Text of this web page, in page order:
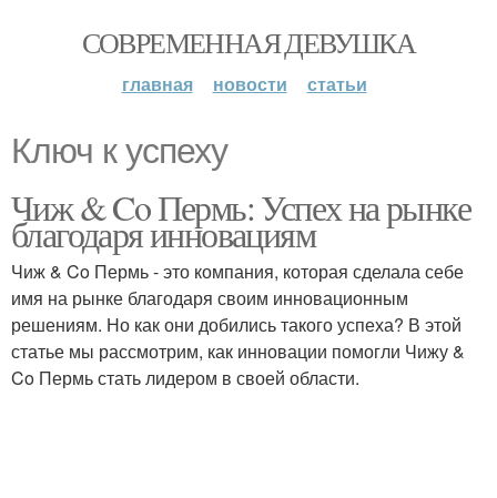
СОВРЕМЕННАЯ ДЕВУШКА
главная новости статьи
Ключ к успеху
Чиж & Co Пермь: Успех на рынке
благодаря инновациям
Чиж & Co Пермь - это компания, которая сделала себе
имя на рынке благодаря своим инновационным
решениям. Но как они добились такого успеха? В этой
статье мы рассмотрим, как инновации помогли Чижу &
Co Пермь стать лидером в своей области.